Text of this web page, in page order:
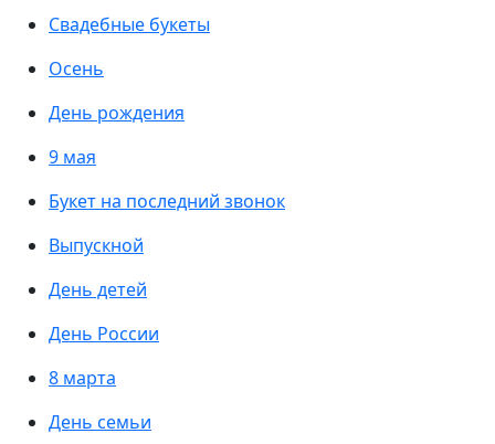
Свадебные букеты
Осень
День рождения
9 мая
Букет на последний звонок
Выпускной
День детей
День России
8 марта
День семьи